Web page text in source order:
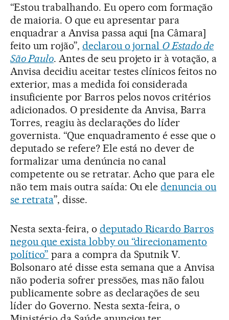
“Estou trabalhando. Eu opero com formação
de maioria. O que eu apresentar para
enquadrar a Anvisa passa aqui [na Câmara]
feito um rojão”, declarou o jornal O Estado de
São Paulo. Antes de seu projeto ir à votação, a
Anvisa decidiu aceitar testes clínicos feitos no
exterior, mas a medida foi considerada
insuficiente por Barros pelos novos critérios
adicionados. O presidente da Anvisa, Barra
Torres, reagiu às declarações do líder
governista. “Que enquadramento é esse que o
deputado se refere? Ele está no dever de
formalizar uma denúncia no canal
competente ou se retratar. Acho que para ele
não tem mais outra saída: Ou eledenuncia ou
se retrata”, disse.
Nesta sexta-feira, o deputado Ricardo Barros
negou que exista lobby ou “direcionamento
político” para a compra da Sputnik V.
Bolsonaro até disse esta semana que a Anvisa
não poderia sofrer pressões, mas não falou
publicamente sobre as declarações de seu
líder do Governo. Nesta sexta-feira, o